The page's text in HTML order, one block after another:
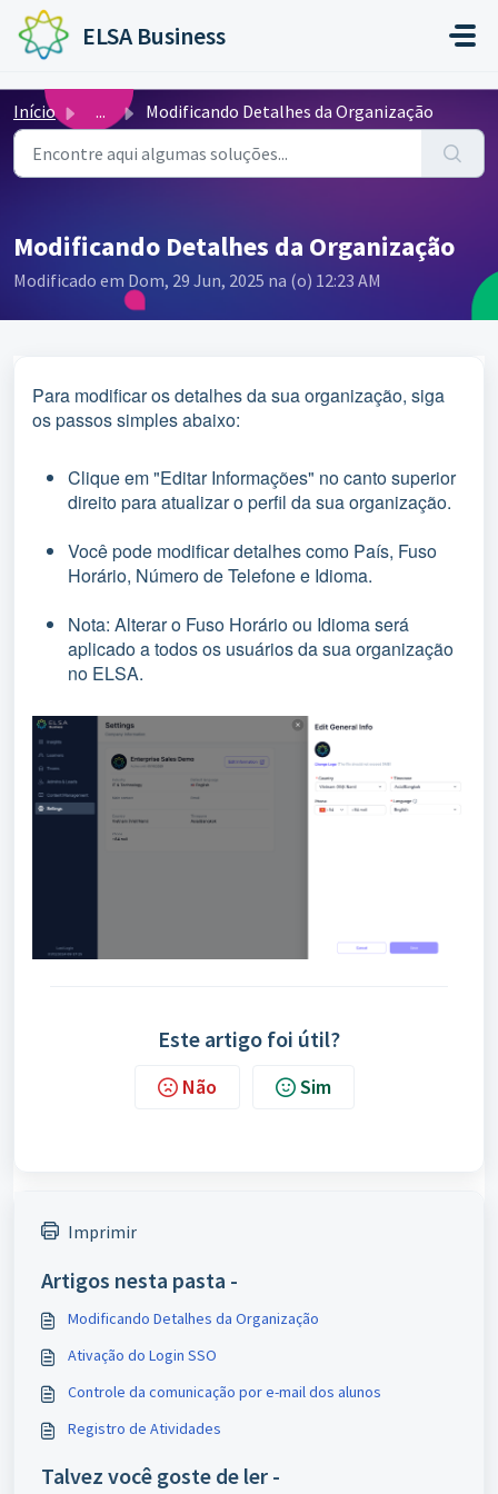
Ir para o conteúdo principal
ELSA Business
Início ... Modificando Detalhes da Organização
Modificando Detalhes da Organização
Modificado em Dom, 29 Jun, 2025 na (o) 12:23 AM
Para modificar os detalhes da sua organização, siga
os passos simples abaixo:
Clique em "Editar Informações" no canto superior
direito para atualizar o perfil da sua organização.
Você pode modificar detalhes como País, Fuso
Horário, Número de Telefone e Idioma.
Nota: Alterar o Fuso Horário ou Idioma será
aplicado a todos os usuários da sua organização
no ELSA.
Este artigo foi útil?
Não Sim
Imprimir
Artigos nesta pasta -
Modificando Detalhes da Organização
Ativação do Login SSO
Controle da comunicação por e-mail dos alunos
Registro de Atividades
Talvez você goste de ler -